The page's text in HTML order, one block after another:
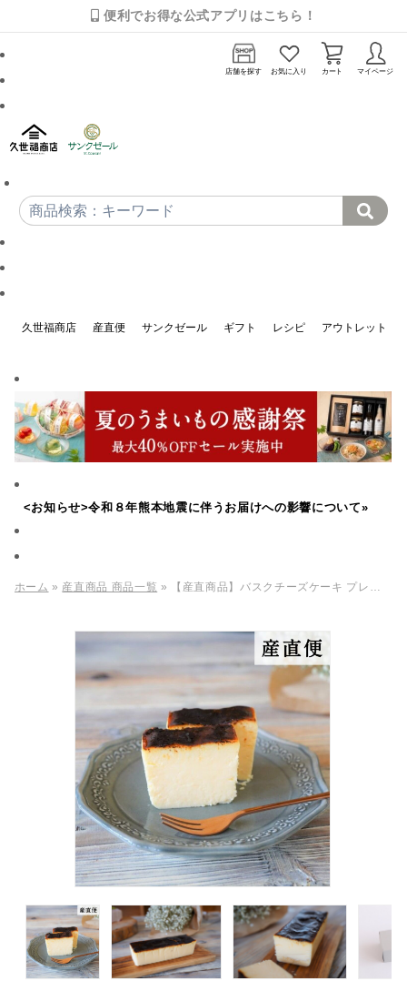
便利でお得な公式アプリはこちら！
店舗を探す お気に入り カート マイページ
久世福商店 産直便 サンクゼール ギフト レシピ アウトレット
<お知らせ>令和８年熊本地震に伴うお届けへの影響について»
ホーム » 産直商品 商品一覧 » 【産直商品】バスクチーズケーキ プレーン フルサイズ【送料込み/北海道・沖縄送料別途】【オンライン限定】